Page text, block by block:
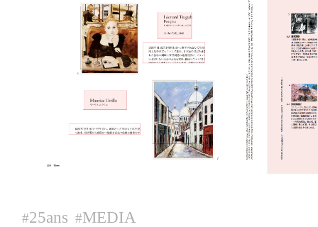
#25ans #MEDIA